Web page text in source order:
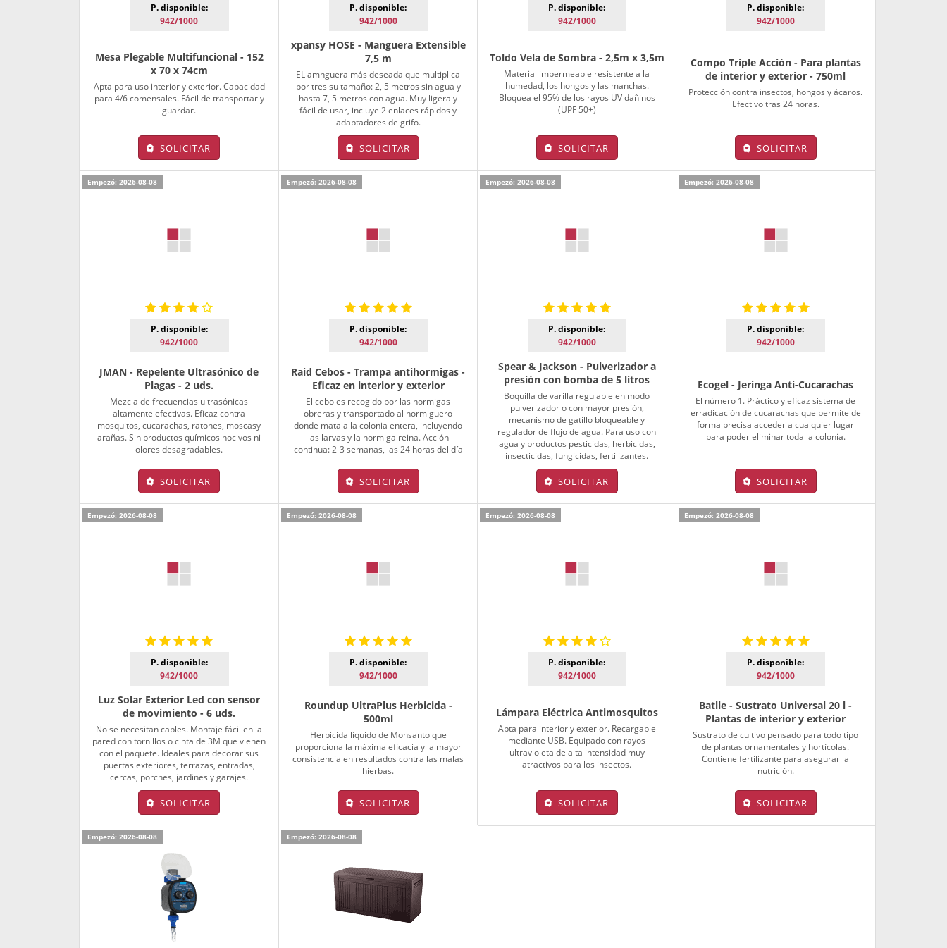
P. disponible:
942/1000
Mesa Plegable Multifuncional - 152
x 70 x 74cm
Apta para uso interior y exterior. Capacidad
para 4/6 comensales. Fácil de transportar y
guardar.
SOLICITAR
P. disponible:
942/1000
xpansy HOSE - Manguera Extensible
7,5 m
EL amnguera más deseada que multiplica
por tres su tamaño: 2, 5 metros sin agua y
hasta 7, 5 metros con agua. Muy ligera y
fácil de usar, incluye 2 enlaces rápidos y
adaptadores de grifo.
SOLICITAR
P. disponible:
942/1000
Toldo Vela de Sombra - 2,5m x 3,5m
Material impermeable resistente a la
humedad, los hongos y las manchas.
Bloquea el 95% de los rayos UV dañinos
(UPF 50+)
SOLICITAR
P. disponible:
942/1000
Compo Triple Acción - Para plantas
de interior y exterior - 750ml
Protección contra insectos, hongos y ácaros.
Efectivo tras 24 horas.
SOLICITAR
Empezó: 2026-08-08
P. disponible:
942/1000
JMAN - Repelente Ultrasónico de
Plagas - 2 uds.
Mezcla de frecuencias ultrasónicas
altamente efectivas. Eficaz contra
mosquitos, cucarachas, ratones, moscasy
arañas. Sin productos químicos nocivos ni
olores desagradables.
SOLICITAR
Empezó: 2026-08-08
P. disponible:
942/1000
Raid Cebos - Trampa antihormigas -
Eficaz en interior y exterior
El cebo es recogido por las hormigas
obreras y transportado al hormiguero
donde mata a la colonia entera, incluyendo
las larvas y la hormiga reina. Acción
continua: 2-3 semanas, las 24 horas del día
SOLICITAR
Empezó: 2026-08-08
P. disponible:
942/1000
Spear & Jackson - Pulverizador a
presión con bomba de 5 litros
Boquilla de varilla regulable en modo
pulverizador o con mayor presión,
mecanismo de gatillo bloqueable y
regulador de flujo de agua. Para uso con
agua y productos pesticidas, herbicidas,
insecticidas, fungicidas, fertilizantes.
SOLICITAR
Empezó: 2026-08-08
P. disponible:
942/1000
Ecogel - Jeringa Anti-Cucarachas
El número 1. Práctico y eficaz sistema de
erradicación de cucarachas que permite de
forma precisa acceder a cualquier lugar
para poder eliminar toda la colonia.
SOLICITAR
Empezó: 2026-08-08
P. disponible:
942/1000
Luz Solar Exterior Led con sensor
de movimiento - 6 uds.
No se necesitan cables. Montaje fácil en la
pared con tornillos o cinta de 3M que vienen
con el paquete. Ideales para decorar sus
puertas exteriores, terrazas, entradas,
cercas, porches, jardines y garajes.
SOLICITAR
Empezó: 2026-08-08
P. disponible:
942/1000
Roundup UltraPlus Herbicida -
500ml
Herbicida líquido de Monsanto que
proporciona la máxima eficacia y la mayor
consistencia en resultados contra las malas
hierbas.
SOLICITAR
Empezó: 2026-08-08
P. disponible:
942/1000
Lámpara Eléctrica Antimosquitos
Apta para interior y exterior. Recargable
mediante USB. Equipado con rayos
ultravioleta de alta intensidad muy
atractivos para los insectos.
SOLICITAR
Empezó: 2026-08-08
P. disponible:
942/1000
Batlle - Sustrato Universal 20 l -
Plantas de interior y exterior
Sustrato de cultivo pensado para todo tipo
de plantas ornamentales y hortícolas.
Contiene fertilizante para asegurar la
nutrición.
SOLICITAR
Empezó: 2026-08-08 Empezó: 2026-08-08